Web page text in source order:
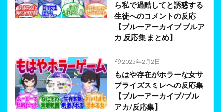
ら私で過酷してと誘惑する
生徒へのコメントの反応
【ブルーアーカイブ ブルア
カ 反応集 まとめ】
2025年2月2日
もはや存在がホラーな女サ
プライズスミレへの反応集
【ブルーアーカイブ/ブル
アカ/反応集】